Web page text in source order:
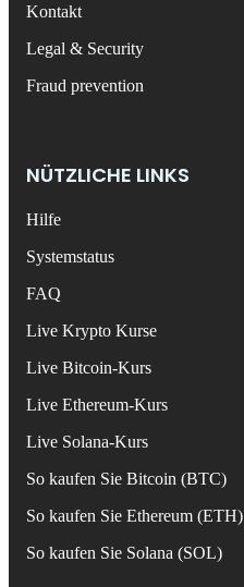
Kontakt
Legal & Security
Fraud prevention
NÜTZLICHE LINKS
Hilfe
Systemstatus
FAQ
Live Krypto Kurse
Live Bitcoin-Kurs
Live Ethereum-Kurs
Live Solana-Kurs
So kaufen Sie Bitcoin (BTC)
So kaufen Sie Ethereum (ETH)
So kaufen Sie Solana (SOL)